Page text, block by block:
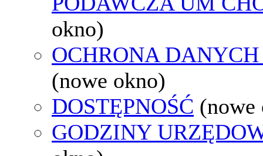
okno)
OCHRONA
(nowe okno)
DOSTĘPNOŚĆ (nowe
GODZINY